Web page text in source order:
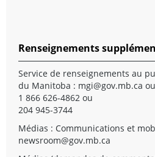
Renseignements
Service de renseignements au
du Manitoba : mgi@gov.mb.ca ou
1 866 626-4862 ou
204 945-3744
Médias : Communications et
newsroom@gov.mb.ca